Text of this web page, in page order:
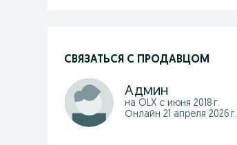
СВЯЗАТЬСЯ С ПРОДАВЦОМ
Админ
на OLX с июня 2018 г.
Онлайн 21 апреля 2026 г.